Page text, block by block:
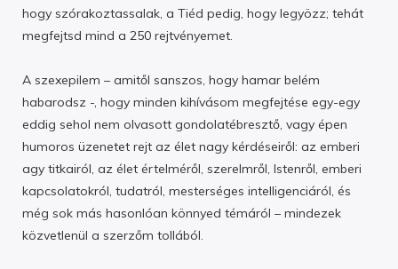
hogy szórakoztassalak, a Tiéd pedig, hogy legyözz; tehát
megfejtsd mind a 250 rejtvényemet.
A szexepilem – amitől sanszos, hogy hamar belém
habarodsz -, hogy minden kihívásom megfejtése egy-egy
eddig sehol nem olvasott gondolatébresztő, vagy épen
humoros üzenetet rejt az élet nagy kérdéseiről: az emberi
agy titkairól, az élet értelméről, szerelmről, Istenről, emberi
kapcsolatokról, tudatról, mesterséges intelligenciáról, és
még sok más hasonlóan könnyed témáról – mindezek
közvetlenül a szerzőm tollából.